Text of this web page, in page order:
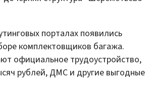
порталах появились
комплектовщиков багажа.
официальное трудоустройство,
рублей, ДМС и другие выгодные